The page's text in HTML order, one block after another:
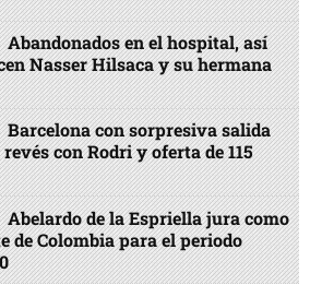
Abandonados en el hospital, así
Nasser Hilsaca y su hermana
Barcelona con sorpresiva salida
con Rodri y oferta de 115
Abelardo de la Espriella jura como
de Colombia para el periodo